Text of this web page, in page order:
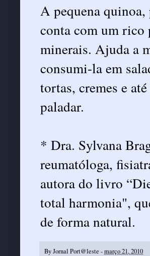
A pequena
conta com um rico
minerais. Ajuda a
consumi-la em
tortas, cremes e
paladar.
* Dra. Sylvana
reumatóloga,
autora do livro
total harmonia",
de forma natural.
ByJornal Port@leste -março 21, 2010